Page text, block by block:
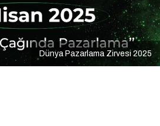
Dünya Pazarlama Zirvesi 2025